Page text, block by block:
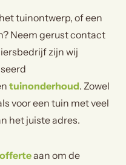
tuinontwerp, of een
Neem gerust contact
zijn wij
tuinonderhoud. Zowel
voor een tuin met veel
het juiste adres.
offerteaan om de